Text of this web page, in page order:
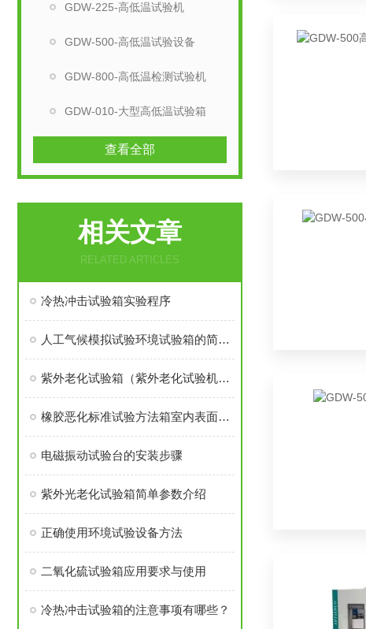
GDW-225-高低温试验机
GDW-500-高低温试验设备
GDW-800-高低温检测试验机
GDW-010-大型高低温试验箱
查看全部
相关文章
RELATED ARTICLES
冷热冲击试验箱实验程序
人工气候模拟试验环境试验箱的简介！
紫外老化试验箱（紫外老化试验机）知识大全
橡胶恶化标准试验方法箱室内表面臭氧龟裂
电磁振动试验台的安装步骤
紫外光老化试验箱简单参数介绍
正确使用环境试验设备方法
二氧化硫试验箱应用要求与使用
冷热冲击试验箱的注意事项有哪些？